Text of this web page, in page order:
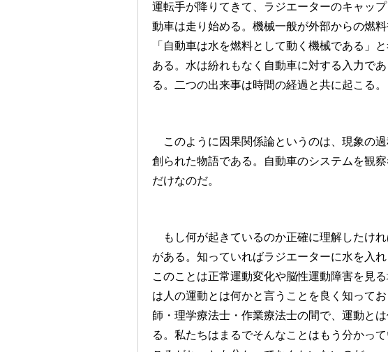
運転手が降りてきて、ラジエーターのキャッ
動車は走り始める。機械一般が外部からの燃
「自動車は水を燃料として動く機械である」
ある。水は紛れもなく自動車に対する入力で
る。二つの出来事は時間の経過と共に起こる。
このように因果関係論というのは、現象の
創られた物語である。自動車のシステムを観
だけなのだ。
もし何が起きているのか正確に理解したけ
がある。知っていればラジエーターに水を入
このことは正常運動変化や脳性運動障害を見
は人の運動とは何かと言うことを良く知って
師・理学療法士・作業療法士の間で、運動と
る。私たちはまるでそんなことはもう分かっ